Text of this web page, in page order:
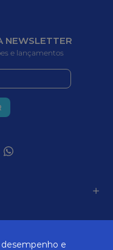
NEWSLETTER
e lançamentos
e